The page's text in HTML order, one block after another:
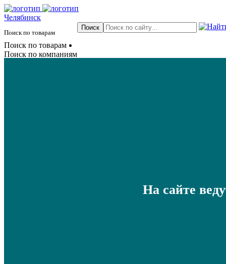
Челябинск
Поиск по товарам
Поиск по товарам
Поиск по компаниям
На сайте